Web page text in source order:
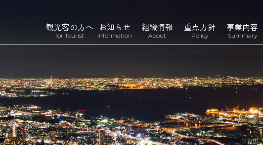
観光客の方へ
for Tourist
お知らせ
Information
組織情報
About
重点方針
Policy
事業内容
Summary